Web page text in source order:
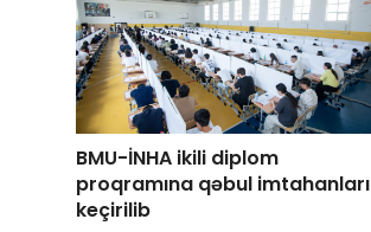
BMU-İNHA ikili diplom
proqramına qəbul imtahanları
keçirilib